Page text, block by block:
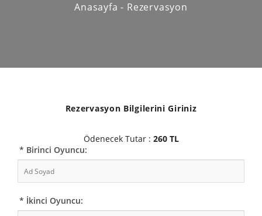
Anasayfa - Rezervasyon
Rezervasyon Bilgilerini Giriniz
Ödenecek Tutar : 260 TL
* Birinci Oyuncu:
* İkinci Oyuncu: